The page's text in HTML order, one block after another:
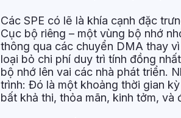
Các SPE có lẽ là khía cạnh đặc
Cục bộ riêng – một vùng bộ nhớ
thông qua các chuyển DMA thay
loại bỏ chi phí duy trì tính đồng
bộ nhớ lên vai các nhà phát triển.
trình: Đó là một khoảng thời gian
bất khả thi, thỏa mãn, kinh tởm, và